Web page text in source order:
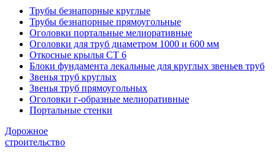
Трубы безнапорные круглые
Трубы безнапорные прямоугольные
Оголовки портальные мелиоративные
Оголовки для труб диаметром 1000 и 600 мм
Откосные крылья СТ 6
Блоки фундамента лекальные для круглых звеньев труб
Звенья труб круглых
Звенья труб прямоугольных
Оголовки г-образные мелиоративные
Портальные стенки
Дорожное
строительство